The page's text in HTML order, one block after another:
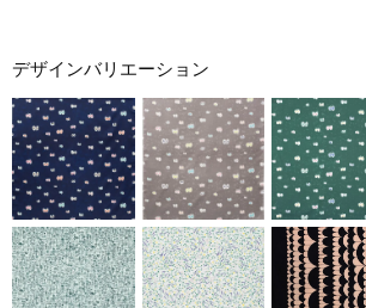
デザインバリエーション